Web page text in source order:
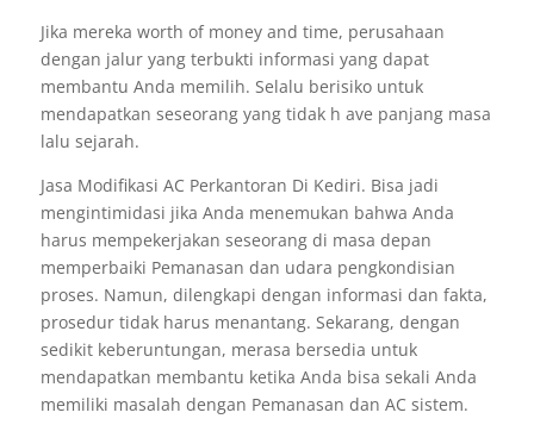
Jika mereka worth of money and time, perusahaan
dengan jalur yang terbukti informasi yang dapat
membantu Anda memilih. Selalu berisiko untuk
mendapatkan seseorang yang tidak h ave panjang masa
lalu sejarah.
Jasa Modifikasi AC Perkantoran Di Kediri. Bisa jadi
mengintimidasi jika Anda menemukan bahwa Anda
harus mempekerjakan seseorang di masa depan
memperbaiki Pemanasan dan udara pengkondisian
proses. Namun, dilengkapi dengan informasi dan fakta,
prosedur tidak harus menantang. Sekarang, dengan
sedikit keberuntungan, merasa bersedia untuk
mendapatkan membantu ketika Anda bisa sekali Anda
memiliki masalah dengan Pemanasan dan AC sistem.